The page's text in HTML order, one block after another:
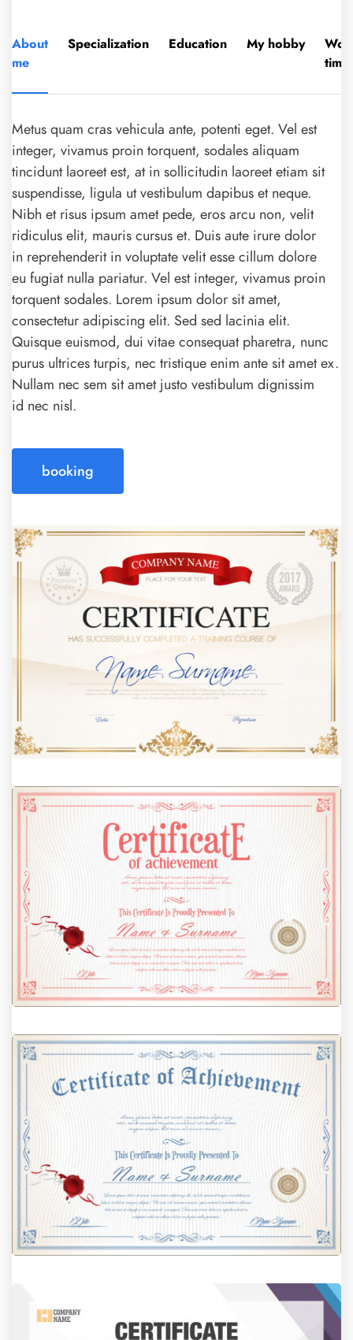
About
me
Specialization Education My hobby
time
Metus quam cras vehicula ante, potenti eget. Vel est
integer, vivamus proin torquent, sodales aliquam
tincidunt laoreet est, at in sollicitudin laoreet etiam sit
suspendisse, ligula ut vestibulum dapibus et neque.
Nibh et risus ipsum amet pede, eros arcu non, velit
ridiculus elit, mauris cursus et. Duis aute irure dolor
in reprehenderit in voluptate velit esse cillum dolore
eu fugiat nulla pariatur. Vel est integer, vivamus proin
torquent sodales. Lorem ipsum dolor sit amet,
consectetur adipiscing elit. Sed sed lacinia elit.
Quisque euismod, dui vitae consequat pharetra, nunc
purus ultrices turpis, nec tristique enim ante sit amet ex.
Nullam nec sem sit amet justo vestibulum dignissim
id nec nisl.
booking